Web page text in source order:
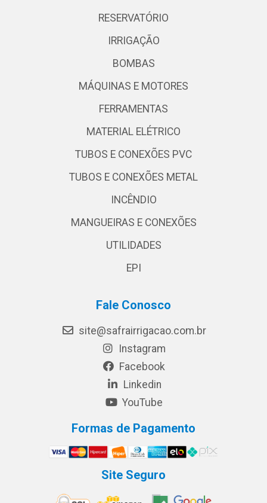
RESERVATÓRIO
IRRIGAÇÃO
BOMBAS
MÁQUINAS E MOTORES
FERRAMENTAS
MATERIAL ELÉTRICO
TUBOS E CONEXÕES PVC
TUBOS E CONEXÕES METAL
INCÊNDIO
MANGUEIRAS E CONEXÕES
UTILIDADES
EPI
Fale Conosco
site@safrairrigacao.com.br
Instagram
Facebook
Linkedin
YouTube
Formas de Pagamento
Site Seguro